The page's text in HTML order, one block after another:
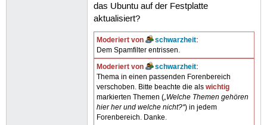
das Ubuntu auf der Festplatte
aktualisiert?
Moderiert von schwarzheit:
Dem Spamfilter entrissen.
Moderiert von schwarzheit:
Thema in einen passenden Forenbereich
verschoben. Bitte beachte die alswichtig
markierten Themen („Welche Themen gehören
hier her und welche nicht?“) in jedem
Forenbereich. Danke.